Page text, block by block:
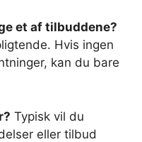
et af tilbuddene?
Hvis ingen
kan du bare
Typisk vil du
eller tilbud